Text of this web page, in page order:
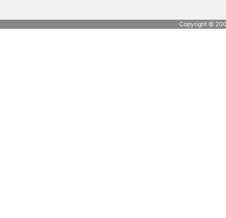
Copyright ©